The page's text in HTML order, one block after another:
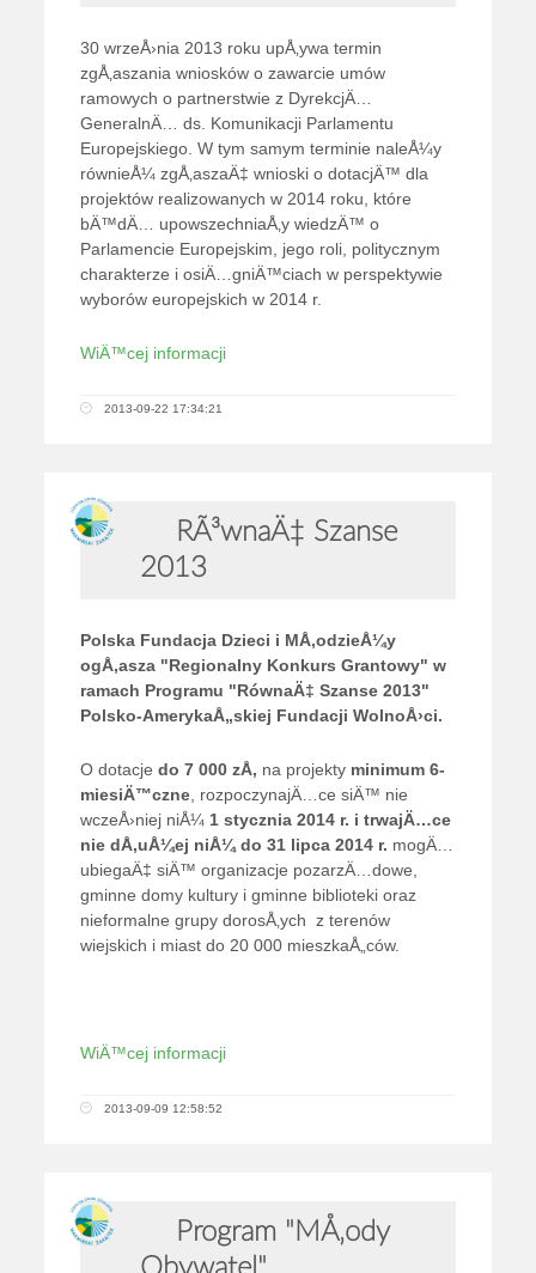
30 wrzeÅ›nia 2013 roku upÅ‚ywa termin
zgÅ‚aszania wniosków o zawarcie umów
ramowych o partnerstwie z DyrekcjÄ…
GeneralnÄ… ds. Komunikacji Parlamentu
Europejskiego. W tym samym terminie naleÅ¼y
równieÅ¼ zgÅ‚aszaÄ‡ wnioski o dotacjÄ™ dla
projektów realizowanych w 2014 roku, które
bÄ™dÄ… upowszechniaÅ‚y wiedzÄ™ o
Parlamencie Europejskim, jego roli, politycznym
charakterze i osiÄ…gniÄ™ciach w perspektywie
wyborów europejskich w 2014 r.
WiÄ™cej informacji
2013-09-22 17:34:21
RÃ³wnaÄ‡ Szanse
2013
Polska Fundacja Dzieci i MÅ‚odzieÅ¼y
ogÅ‚asza "Regionalny Konkurs Grantowy" w
ramach Programu "RównaÄ‡ Szanse 2013"
Polsko-AmerykaÅ„skiej Fundacji WolnoÅ›ci.
O dotacjedo 7 000 zÅ‚ na projekty minimum 6-
miesiÄ™czne , rozpoczynajÄ…ce siÄ™ nie
wczeÅ›niej niÅ¼ 1 stycznia 2014 r. i trwajÄ…ce
nie dÅ‚uÅ¼ej niÅ¼ do 31 lipca 2014 r. mogÄ…
ubiegaÄ‡ siÄ™ organizacje pozarzÄ…dowe,
gminne domy kultury i gminne biblioteki oraz
nieformalne grupy dorosÅ‚ych z terenów
wiejskich i miast do 20 000 mieszkaÅ„ców.
WiÄ™cej informacji
2013-09-09 12:58:52
Program "MÅ‚ody